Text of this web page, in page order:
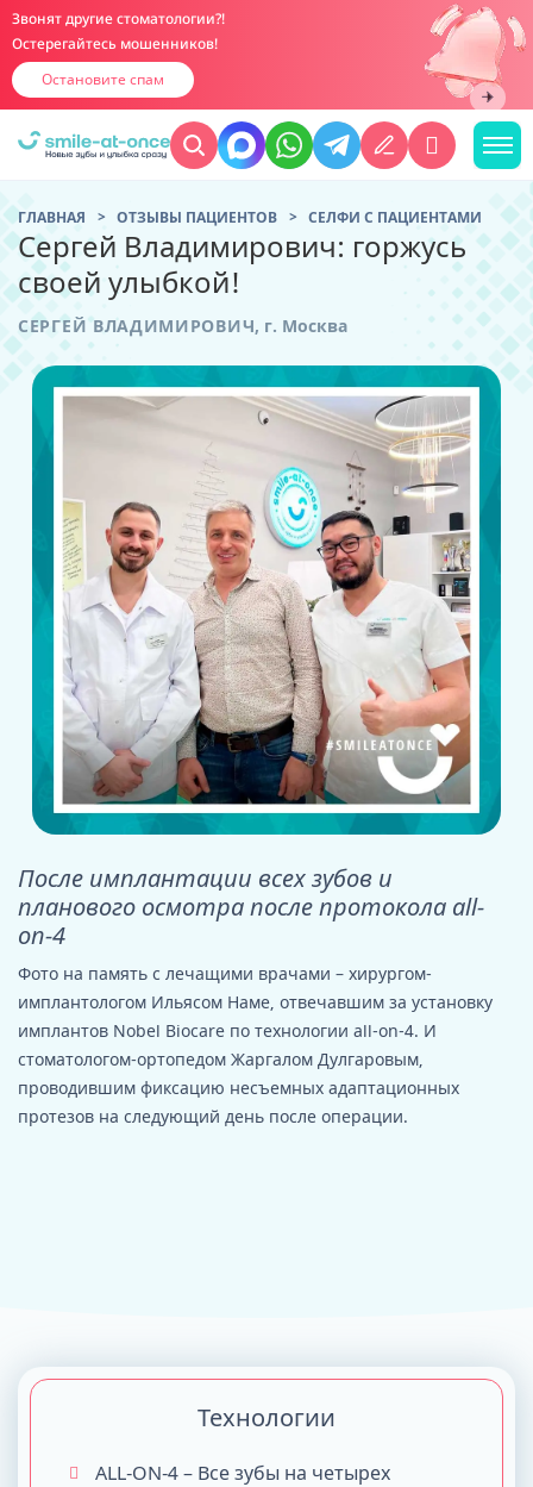
Звонят другие стоматологии?!
Остерегайтесь мошенников!
Остановите спам
ГЛАВНАЯ ОТЗЫВЫ ПАЦИЕНТОВ CЕЛФИ С ПАЦИЕНТАМИ
Сергей Владимирович: горжусь
своей улыбкой!
СЕРГЕЙ ВЛАДИМИРОВИЧ, г. Москва
После имплантации всех зубов и
планового осмотра после протокола all-
on-4
Фото на память с лечащими врачами – хирургом-
имплантологом Ильясом Наме, отвечавшим за установку
имплантов Nobel Biocare по технологии all-on-4. И
стоматологом-ортопедом Жаргалом Дулгаровым,
проводившим фиксацию несъемных адаптационных
протезов на следующий день после операции.
Технологии
ALL-ON-4 – Все зубы на четырех